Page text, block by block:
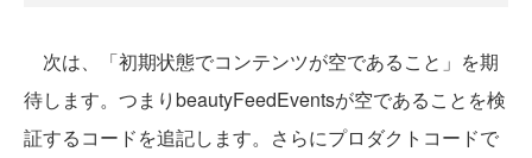
次は、「初期状態でコンテンツが空であること」を期
待します。つまりbeautyFeedEventsが空であることを検
証するコードを追記します。さらにプロダクトコードで